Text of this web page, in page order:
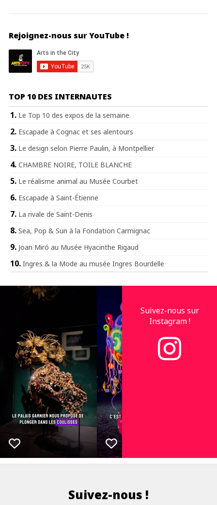
Rejoignez-nous sur YouTube !
TOP 10 DES INTERNAUTES
Le Top 10 des expos de la semaine
Escapade à Cognac et ses alentours
Le design selon Pierre Paulin, à Montpellier
CHAMBRE NOIRE, TOILE BLANCHE
Le réalisme animal au Musée Courbet
Escapade à Saint-Étienne
La rivale de Saint-Denis
Sea, Pop & Sun à la Fondation Carmignac
Joan Miró au Musée Hyacinthe Rigaud
Ingres & la Mode au musée Ingres Bourdelle
Suivez-nous sur
Instagram !
Suivez-nous !